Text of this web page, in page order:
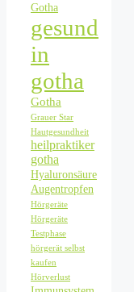
Gotha
gesund
in
gotha
Gotha
Grauer Star
Hautgesundheit
heilpraktiker
gotha
Hyaluronsäure
Augentropfen
Hörgeräte
Hörgeräte
Testphase
hörgerät selbst
kaufen
Hörverlust